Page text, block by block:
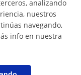
analizando
nuestros
navegando,
info en nuestra